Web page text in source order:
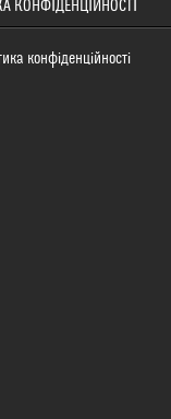
КОНФІДЕНЦІЙНОСТІ
конфіденційності